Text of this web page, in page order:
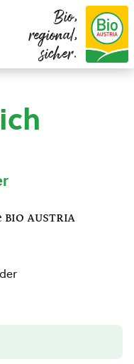
Bio,
regional,
sicher.
bio austria